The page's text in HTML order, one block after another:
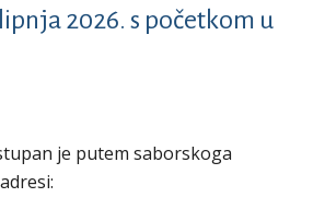
2026. s početkom u
je putem saborskoga